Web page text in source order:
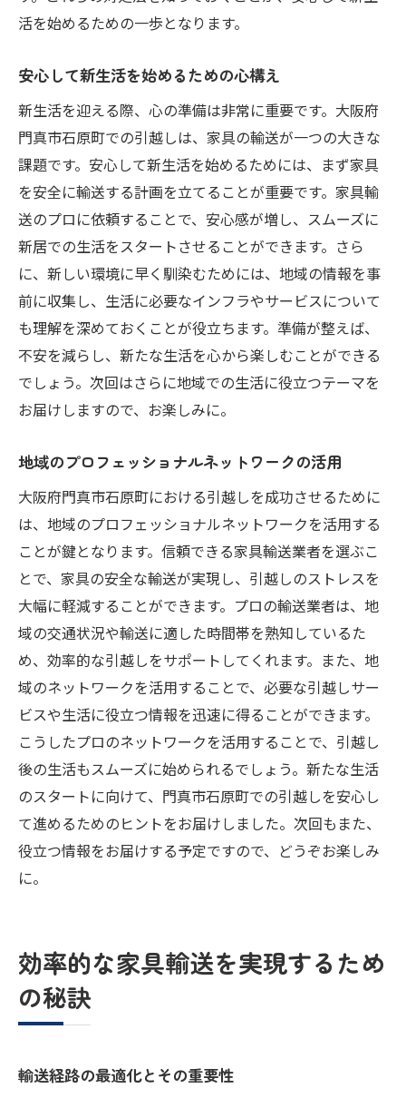
活を始めるための一歩となります。
安心して新生活を始めるための心構え
新生活を迎える際、心の準備は非常に重要です。大阪府
門真市石原町での引越しは、家具の輸送が一つの大きな
課題です。安心して新生活を始めるためには、まず家具
を安全に輸送する計画を立てることが重要です。家具輸
送のプロに依頼することで、安心感が増し、スムーズに
新居での生活をスタートさせることができます。さら
に、新しい環境に早く馴染むためには、地域の情報を事
前に収集し、生活に必要なインフラやサービスについて
も理解を深めておくことが役立ちます。準備が整えば、
不安を減らし、新たな生活を心から楽しむことができる
でしょう。次回はさらに地域での生活に役立つテーマを
お届けしますので、お楽しみに。
地域のプロフェッショナルネットワークの活用
大阪府門真市石原町における引越しを成功させるために
は、地域のプロフェッショナルネットワークを活用する
ことが鍵となります。信頼できる家具輸送業者を選ぶこ
とで、家具の安全な輸送が実現し、引越しのストレスを
大幅に軽減することができます。プロの輸送業者は、地
域の交通状況や輸送に適した時間帯を熟知しているた
め、効率的な引越しをサポートしてくれます。また、地
域のネットワークを活用することで、必要な引越しサー
ビスや生活に役立つ情報を迅速に得ることができます。
こうしたプロのネットワークを活用することで、引越し
後の生活もスムーズに始められるでしょう。新たな生活
のスタートに向けて、門真市石原町での引越しを安心し
て進めるためのヒントをお届けしました。次回もまた、
役立つ情報をお届けする予定ですので、どうぞお楽しみ
に。
効率的な家具輸送を実現するため
の秘訣
輸送経路の最適化とその重要性